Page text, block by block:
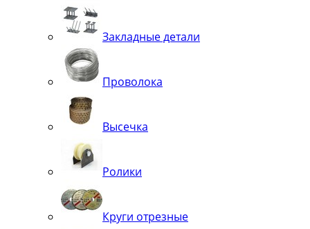
Закладные детали
Проволока
Высечка
Ролики
Круги отрезные